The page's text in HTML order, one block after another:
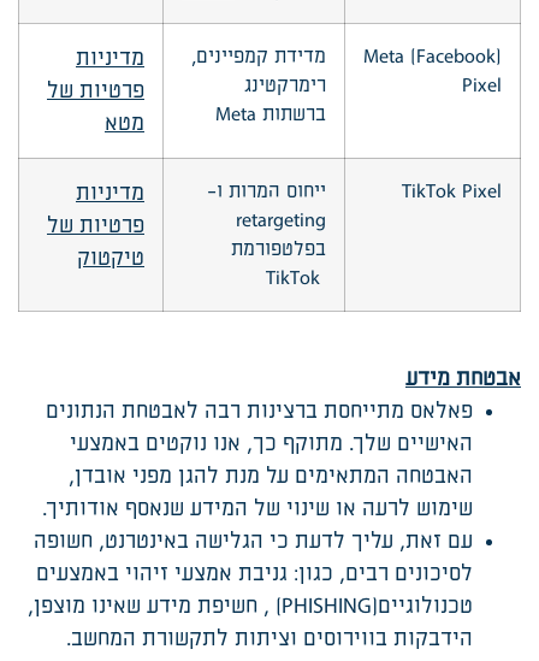
Meta (Facebook)
Pixel
מדידת קמפיינים,
רימרקטינג
ברשתות Meta
מדיניות
פרטיות של
מטא
TikTok Pixel
ייחוס המרות ו-
retargeting
בפלטפורמת
מדיניות
פרטיות של
טיקטוק
אבטחת מידע
פאלאס מתייחסת ברצינות רבה לאבטחת הנתונים
האישיים שלך. מתוקף כך, אנו נוקטים באמצעי
האבטחה המתאימים על מנת להגן מפני אובדן,
שימוש לרעה או שינוי של המידע שנאסף אודותיך.
עם זאת, עליך לדעת כי הגלישה באינטרנט, חשופה
לסיכונים רבים, כגון: גניבת אמצעי זיהוי באמצעים
טכנולוגיים(PHISHING) , חשיפת מידע שאינו מוצפן,
הידבקות בווירוסים וציתות לתקשורת המחשב.